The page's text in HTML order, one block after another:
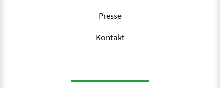
Presse
Kontakt